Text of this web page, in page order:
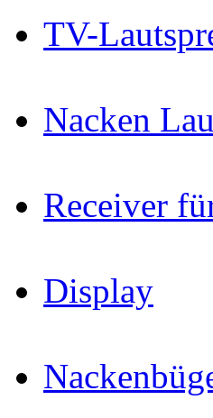
TV-
Nacken
Receiver
Display